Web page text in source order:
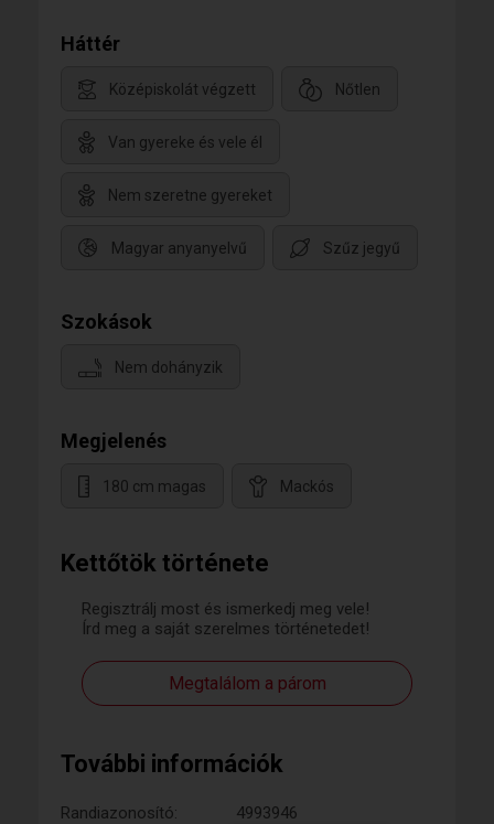
Kettőtök története
Regisztrálj most és ismerkedj meg vele!
Írd meg a saját szerelmes történetedet!
Megtalálom a párom
További információk
Randiazonosító:
4993946
Háttér
Középiskolát végzett Nőtlen
Van gyereke és vele él
Nem szeretne gyereket
Magyar anyanyelvű Szűz jegyű
Szokások
Nem dohányzik
Megjelenés
180 cm magas Mackós